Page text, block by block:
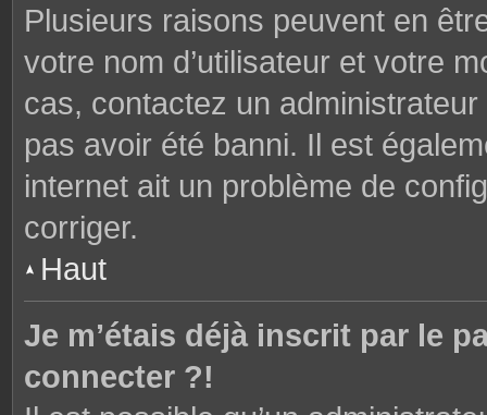
Plusieurs raisons peuvent en
votre nom d’utilisateur et votre
cas, contactez un
pas avoir été banni. Il est
internet ait un problème de
corriger.
Haut
Je m’étais déjà inscrit par le
connecter ?!